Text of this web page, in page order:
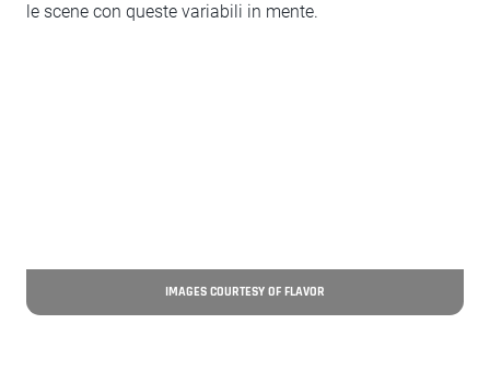
le scene con queste variabili in mente.
IMAGES COURTESY OF FLAVOR